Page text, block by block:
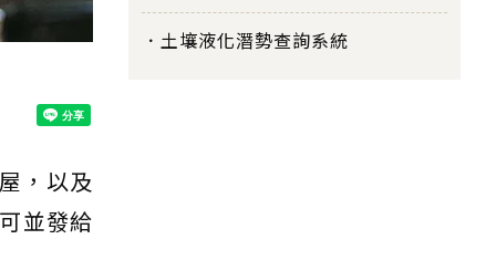
，以及
並發給
土壤液化潛勢查詢系統